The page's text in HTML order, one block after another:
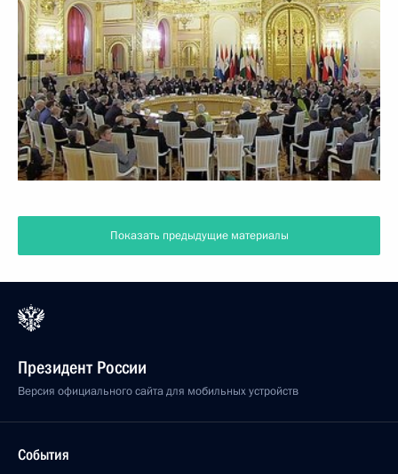
Показать предыдущие материалы
Президент России
Версия официального сайта для мобильных устройств
События